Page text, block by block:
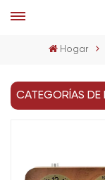
Hogar
CATEGORÍAS DE